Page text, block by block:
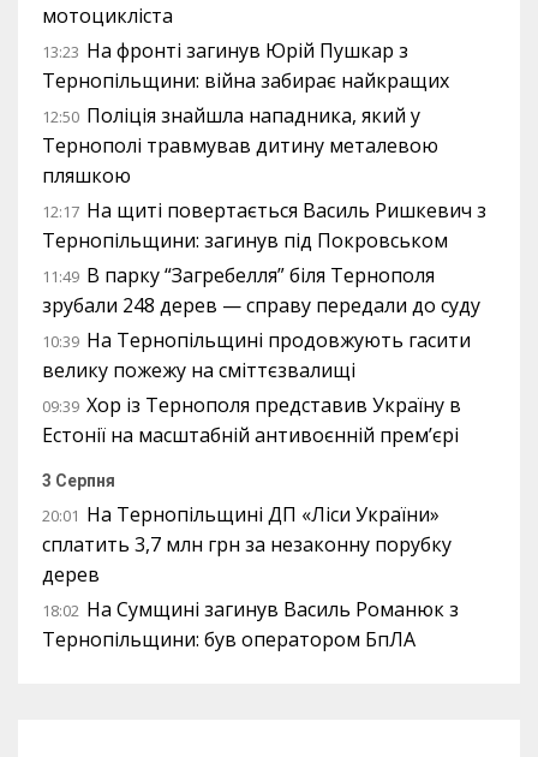
мотоцикліста
13:23 На фронті загинув Юрій Пушкар з
Тернопільщини: війна забирає найкращих
12:50 Поліція знайшла нападника, який у
Тернополі травмував дитину металевою
пляшкою
12:17 На щиті повертається Василь Ришкевич з
Тернопільщини: загинув під Покровськом
11:49 В парку “Загребелля” біля Тернополя
зрубали 248 дерев — справу передали до суду
10:39 На Тернопільщині продовжують гасити
велику пожежу на сміттєзвалищі
09:39 Хор із Тернополя представив Україну в
Естонії на масштабній антивоєнній прем’єрі
3 Серпня
20:01 На Тернопільщині ДП «Ліси України»
сплатить 3,7 млн грн за незаконну порубку
дерев
18:02 На Сумщині загинув Василь Романюк з
Тернопільщини: був оператором БпЛА